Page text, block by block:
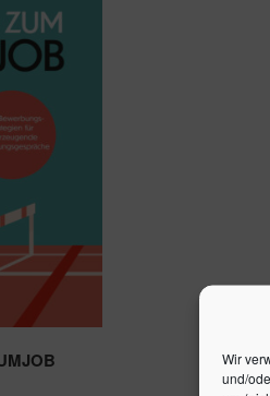
Wir
und/